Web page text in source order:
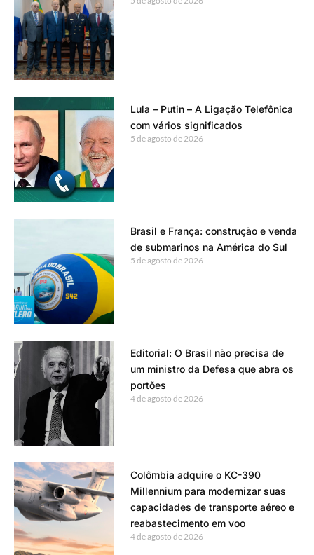
Lula – Putin – A Ligação Telefônica
com vários significados
5 de agosto de 2026
Brasil e França: construção e venda
de submarinos na América do Sul
5 de agosto de 2026
Editorial: O Brasil não precisa de
um ministro da Defesa que abra os
portões
4 de agosto de 2026
Colômbia adquire o KC-390
Millennium para modernizar suas
capacidades de transporte aéreo e
reabastecimento em voo
4 de agosto de 2026